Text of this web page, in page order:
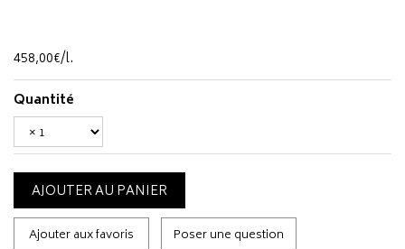
458,00€/l.
Quantité
AJOUTER AU PANIER
Ajouter aux favoris Poser une question